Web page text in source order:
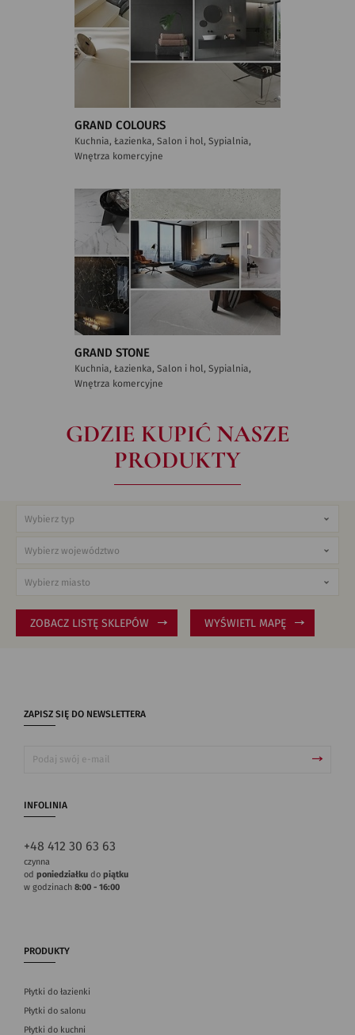
GRAND COLOURS
Kuchnia, Łazienka, Salon i hol, Sypialnia,
Wnętrza komercyjne
GRAND STONE
Kuchnia, Łazienka, Salon i hol, Sypialnia,
Wnętrza komercyjne
GDZIE KUPIĆ NASZE
PRODUKTY
ZOBACZ LISTĘ SKLEPÓW WYŚWIETL MAPĘ
ZAPISZ SIĘ DO NEWSLETTERA
INFOLINIA
+48 412 30 63 63
czynna
od poniedziałku do piątku
w godzinach 8:00 - 16:00
PRODUKTY
Płytki do łazienki
Płytki do salonu
Płytki do kuchni